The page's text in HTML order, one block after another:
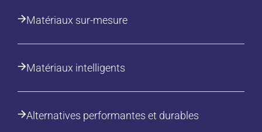
Matériaux sur-mesure
Matériaux intelligents
Alternatives performantes et durables